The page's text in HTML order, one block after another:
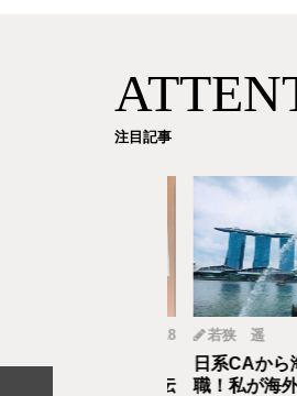
注目記事
ら野菜ソムリエ
若狭 遥
日系CAから
職！私が海外